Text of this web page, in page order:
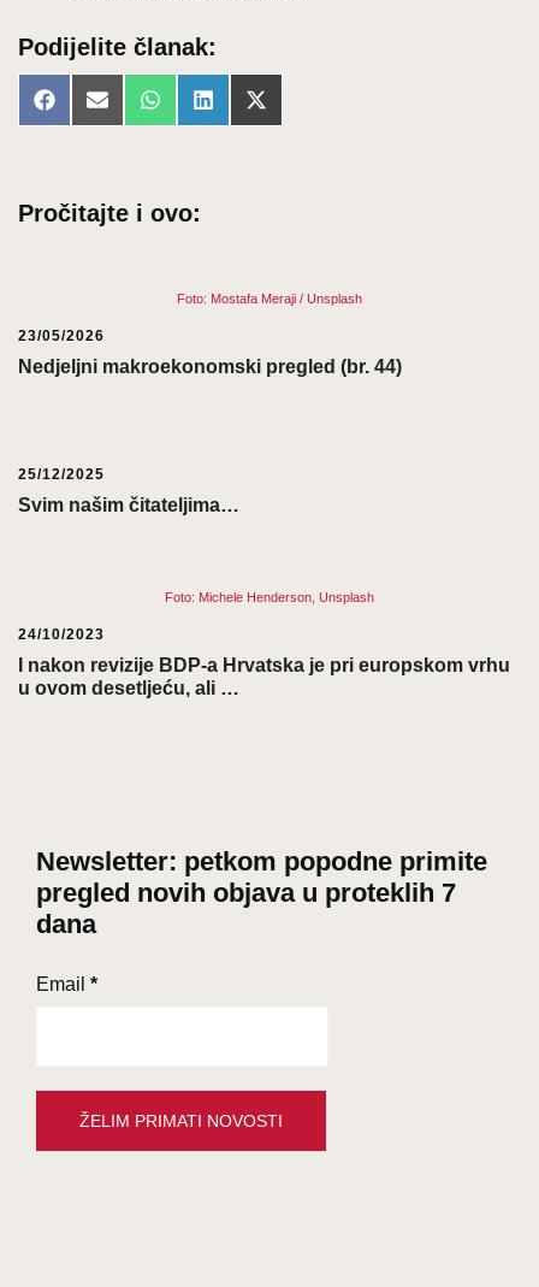
Podijelite članak:
Share
on
FacebookShare
on
Email Share
on
WhatsAppShare
on
LinkedInShare
on
X
(Twitter)
Pročitajte i ovo:
Foto: Mostafa Meraji / Unsplash
23/05/2026
Nedjeljni makroekonomski pregled (br. 44)
25/12/2025
Svim našim čitateljima…
Foto: Michele Henderson, Unsplash
24/10/2023
I nakon revizije BDP-a Hrvatska je pri europskom vrhu
u ovom desetljeću, ali …
Newsletter: petkom popodne primite
pregled novih objava u proteklih 7
dana
Email *